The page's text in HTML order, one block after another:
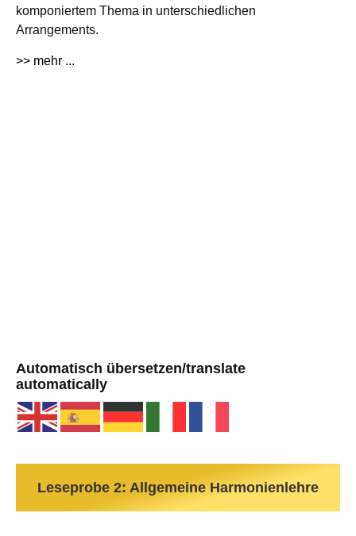
komponiertem Thema in unterschiedlichen
Arrangements.
>> mehr ...
Automatisch übersetzen/translate
automatically
Leseprobe 2: Allgemeine Harmonienlehre